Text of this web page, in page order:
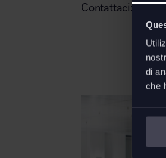
di
che
Contattaci: il